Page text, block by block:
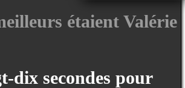
étaient Valérie
dix secondes pour